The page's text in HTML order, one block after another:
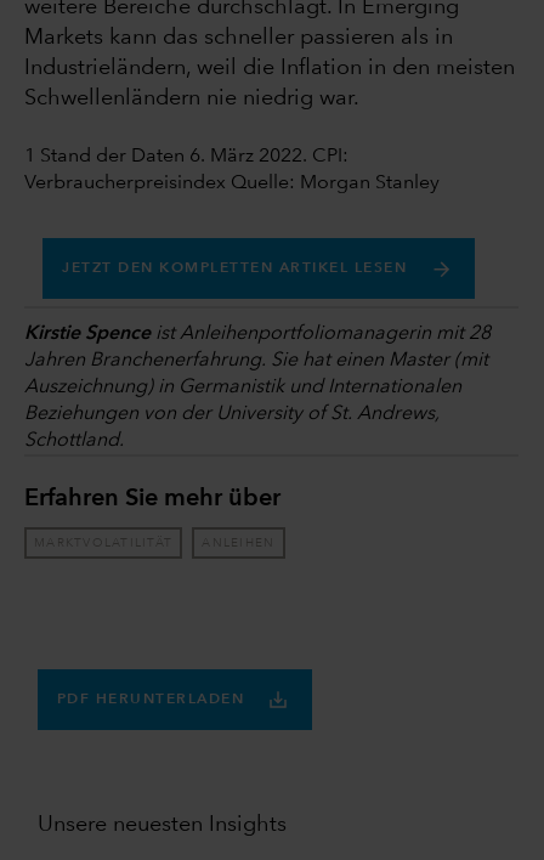
weitere Bereiche durchschlägt. In Emerging
Markets kann das schneller passieren als in
Industrieländern, weil die Inflation in den meisten
Schwellenländern nie niedrig war.
1 Stand der Daten 6. März 2022. CPI:
Verbraucherpreisindex Quelle: Morgan Stanley
JETZT DEN KOMPLETTEN ARTIKEL LESEN
Kirstie Spenceist Anleihenportfoliomanagerin mit 28
Jahren Branchenerfahrung. Sie hat einen Master (mit
Auszeichnung) in Germanistik und Internationalen
Beziehungen von der University of St. Andrews,
Schottland.
Erfahren Sie mehr über
MARKTVOLATILITÄT ANLEIHEN
PDF HERUNTERLADEN
Unsere neuesten Insights